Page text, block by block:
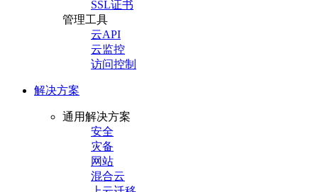
SSL证书
管理工具
云API
云监控
访问控制
解决方案
通用解决方案
安全
灾备
网站
混合云